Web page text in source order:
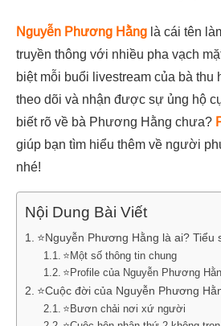
Nguyễn Phương Hằng là cái tên
truyền thông với nhiều pha vạch
biệt mỗi buổi livestream của bà thu
theo dõi và nhận được sự ủng hộ
biết rõ về bà Phương Hằng chưa?
giúp bạn tìm hiểu thêm về người
nhé!
Nội Dung Bài Viết
⭐Nguyễn Phương Hằng là ai? Tiểu
⭐Một số thông tin chung
⭐Profile của Nguyễn Phương
⭐Cuộc đời của Nguyễn Phương
⭐Bươn chải nơi xứ người